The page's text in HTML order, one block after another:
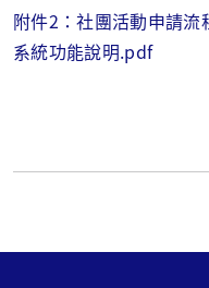
附件2：社團活動申請
系統功能說明.pdf